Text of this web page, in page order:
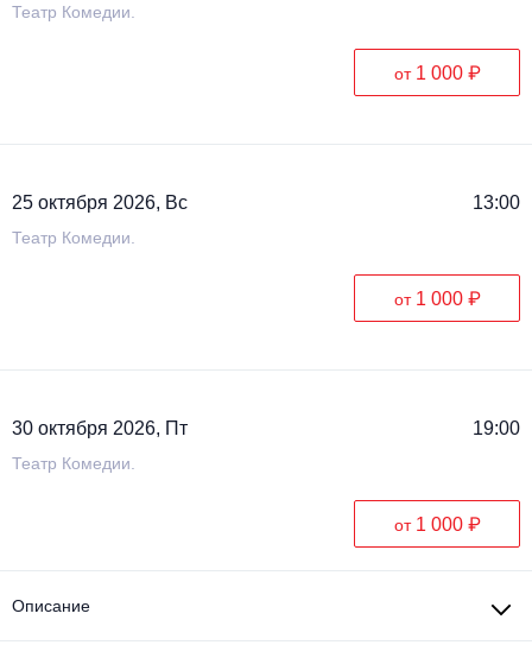
Театр Комедии.
от 1 000 ₽
25 октября 2026, Вс 13:00
Театр Комедии.
от 1 000 ₽
30 октября 2026, Пт 19:00
Театр Комедии.
от 1 000 ₽
Описание